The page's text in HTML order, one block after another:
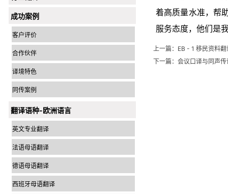
成功案例
客户评价
合作伙伴
译境特色
同传案例
翻译语种-欧洲语言
英文专业翻译
法语母语翻译
德语母语翻译
西班牙母语翻译
着高质量水准，帮
服务态度，他们是
上一篇： EB - 1 移民资料
下一篇： 会议口译与同声